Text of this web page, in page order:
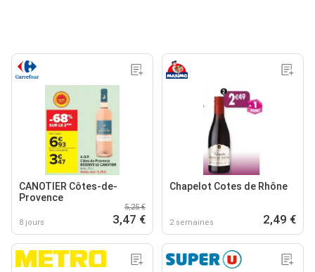
CANOTIER Côtes-de-
Provence
8 jours
5,25 €
3,47 €
Chapelot Cotes de Rhône
2 semaines 2,49 €